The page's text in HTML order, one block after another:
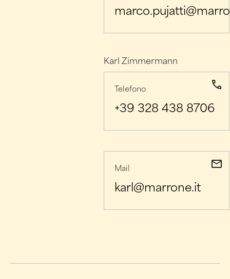
Karl Zimmermann
Telefono
+39 328 438 8706
Mail
karl@marrone.it